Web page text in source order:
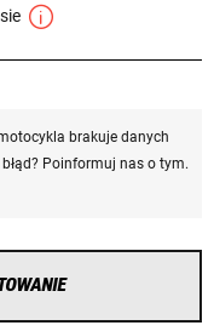
brakuje danych
Poinformuj nas o tym.